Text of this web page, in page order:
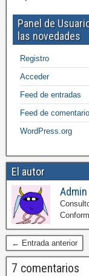
Panel de
las novedades
Registro
Acceder
Feed de entradas
Feed de
WordPress.org
El autor
← Entrada anterior
7 comentarios